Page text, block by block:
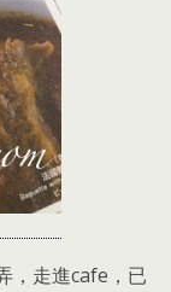
，走進cafe，已